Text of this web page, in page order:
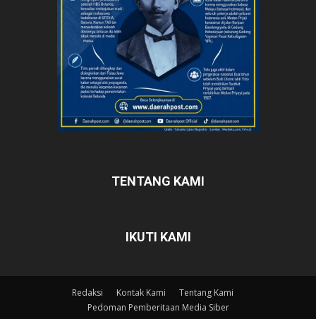
TENTANG KAMI
IKUTI KAMI
Redaksi Kontak Kami
Tentang Kami
Pedoman Pemberitaan Media Siber